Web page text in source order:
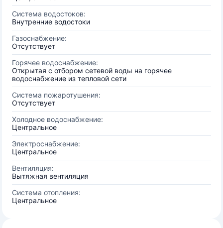
Система водостоков:
Внутренние водостоки
Газоснабжение:
Отсутствует
Горячее водоснабжение:
Открытая с отбором сетевой воды на горячее
водоснабжение из тепловой сети
Система пожаротушения:
Отсутствует
Холодное водоснабжение:
Центральное
Электроснабжение:
Центральное
Вентиляция:
Вытяжная вентиляция
Система отопления:
Центральное